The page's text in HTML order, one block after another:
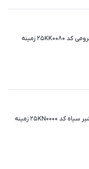
فرش اتاق کودک طرح کرومی کد 25KK0080 زمینه
فرش اتاق کودک طرح شیر سیاه کد 25KN0000 زمینه